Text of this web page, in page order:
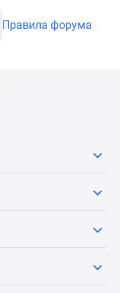
Правила форума